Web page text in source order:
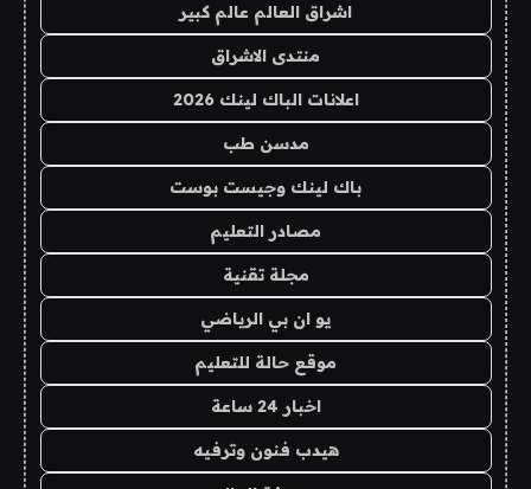
اشراق العالم عالم كبير
منتدى الاشراق
اعلانات الباك لينك 2026
مدسن طب
باك لينك وجيست بوست
مصادر التعليم
مجلة تقنية
يو ان بي الرياضي
موقع حالة للتعليم
اخبار 24 ساعة
هيدب فنون وترفيه